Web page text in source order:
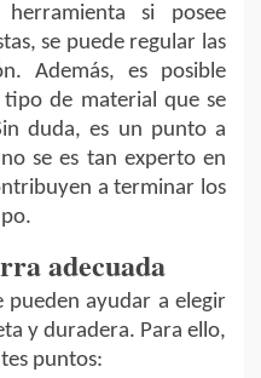
si posee
se puede regular las
Además, es posible
tipo de material que se
duda, es un punto a
se es tan experto en
a terminar los
adecuada
pueden ayudar a elegir
y duradera. Para ello,
puntos: